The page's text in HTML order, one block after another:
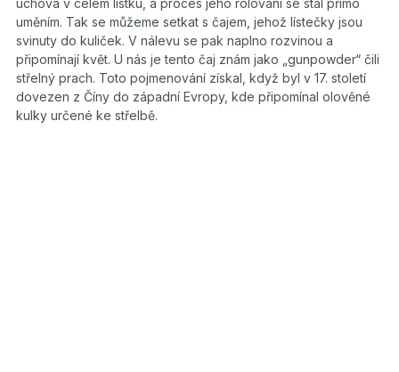
uchová v celém lístku, a proces jeho rolování se stal přímo
uměním. Tak se můžeme setkat s čajem, jehož lístečky jsou
svinuty do kuliček. V nálevu se pak naplno rozvinou a
připomínají květ. U nás je tento čaj znám jako „gunpowder“ čili
střelný prach. Toto pojmenování získal, když byl v 17. století
dovezen z Číny do západní Evropy, kde připomínal olověné
kulky určené ke střelbě.